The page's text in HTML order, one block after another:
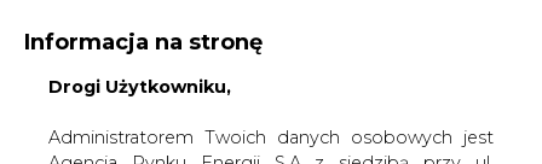
KONTAKT:
WYDAWCA PORTALU:
Informacja na stronę
Drogi Użytkowniku,
Administratorem Twoich danych osobowych jest